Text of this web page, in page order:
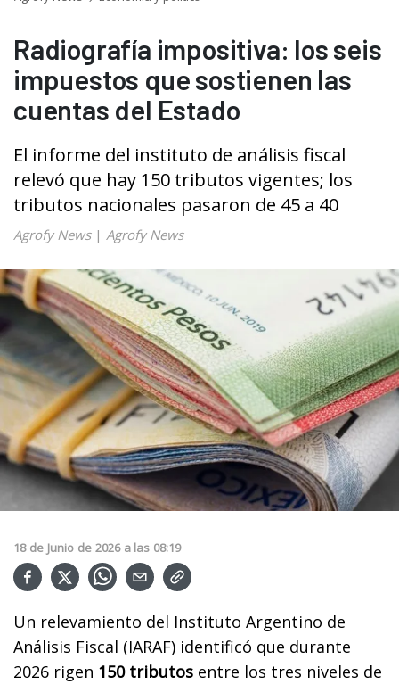
Radiografía impositiva: los seis
impuestos que sostienen las
cuentas del Estado
El informe del instituto de análisis fiscal
relevó que hay 150 tributos vigentes; los
tributos nacionales pasaron de 45 a 40
Agrofy News| Agrofy News
18 de Junio de 2026 a las 08:19
Un relevamiento del Instituto Argentino de
Análisis Fiscal (IARAF) identificó que durante
2026 rigen 150 tributos entre los tres niveles de